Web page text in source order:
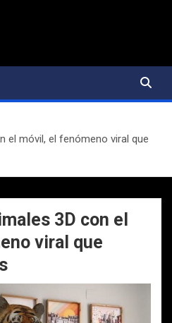
el móvil, el fenómeno viral que
3D con el
viral que